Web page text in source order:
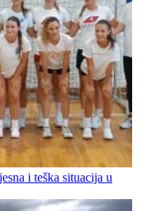
i teška situacija u